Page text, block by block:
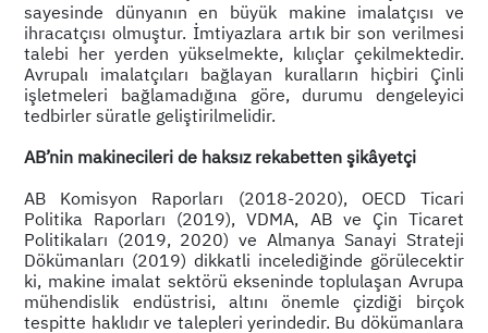
sayesinde dünyanın en büyük makine imalatçısı ve
ihracatçısı olmuştur. İmtiyazlara artık bir son verilmesi
talebi her yerden yükselmekte, kılıçlar çekilmektedir.
Avrupalı imalatçıları bağlayan kuralların hiçbiri Çinli
işletmeleri bağlamadığına göre, durumu dengeleyici
tedbirler süratle geliştirilmelidir.
AB’nin makinecileri de haksız rekabetten şikâyetçi
AB Komisyon Raporları (2018-2020), OECD Ticari
Politika Raporları (2019), VDMA, AB ve Çin Ticaret
Politikaları (2019, 2020) ve Almanya Sanayi Strateji
Dökümanları (2019) dikkatli incelediğinde görülecektir
ki, makine imalat sektörü ekseninde toplulaşan Avrupa
mühendislik endüstrisi, altını önemle çizdiği birçok
tespitte haklıdır ve talepleri yerindedir. Bu dökümanlara